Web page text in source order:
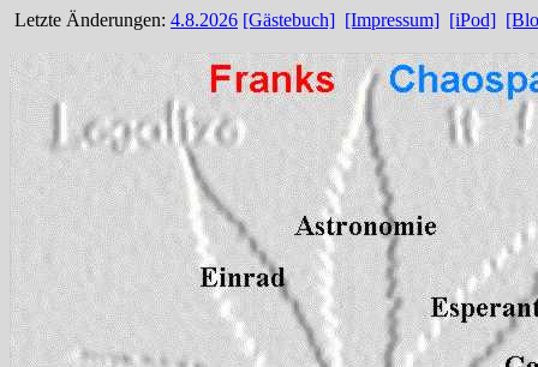
Letzte Änderungen: 4.8.2026 [Gästebuch] [Impressum] [iPod]